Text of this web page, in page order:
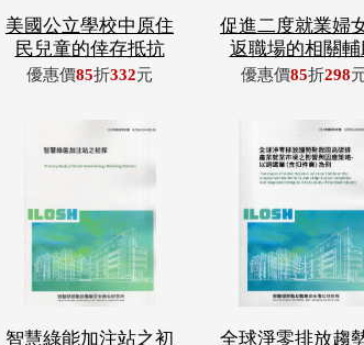
美國公立學校中原住
民兒童的倖存抵抗
優惠價85折332元
促進二度就業婦
返職場的相關輔
優惠價85折298
智慧綠能加注站之初
全球淨零排放趨